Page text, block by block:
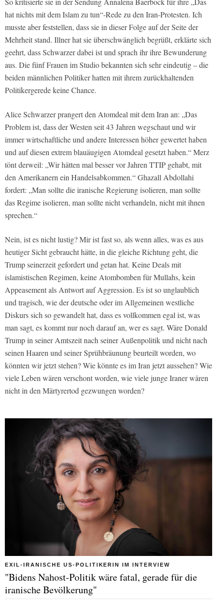
hat nichts mit dem Islam zu tun“-Rede zu den Iran-Protesten. Ich
musste aber feststellen, dass sie in dieser Folge auf der Seite der
Mehrheit stand. Illner hat sie überschwänglich begrüßt, erklärte sich
geehrt, dass Schwarzer dabei ist und sprach ihr ihre Bewunderung
aus. Die fünf Frauen im Studio bekannten sich sehr eindeutig – die
beiden männlichen Politiker hatten mit ihrem zurückhaltenden
Politikergerede keine Chance.
Alice Schwarzer prangert den Atomdeal mit dem Iran an: „Das
Problem ist, dass der Westen seit 43 Jahren wegschaut und wir
immer wirtschaftliche und andere Interessen höher gewertet haben
und auf diesen extrem blauäugigen Atomdeal gesetzt haben.“ Merz
tönt derweil: „Wir hätten mal besser vor Jahren TTIP gehabt, mit
den Amerikanern ein Handelsabkommen.“ Ghazall Abdollahi
fordert: „Man sollte die iranische Regierung isolieren, man sollte
das Regime isolieren, man sollte nicht verhandeln, nicht mit ihnen
sprechen.“
Nein, ist es nicht lustig? Mir ist fast so, als wenn alles, was es aus
heutiger Sicht gebraucht hätte, in die gleiche Richtung geht, die
Trump seinerzeit gefordert und getan hat. Keine Deals mit
islamistischen Regimen, keine Atombomben für Mullahs, kein
Appeasement als Antwort auf Aggression. Es ist so unglaublich
und tragisch, wie der deutsche oder im Allgemeinen westliche
Diskurs sich so gewandelt hat, dass es vollkommen egal ist, was
man sagt, es kommt nur noch darauf an, wer es sagt. Wäre Donald
Trump in seiner Amtszeit nach seiner Außenpolitik und nicht nach
seinen Haaren und seiner Sprühbräunung beurteilt worden, wo
könnten wir jetzt stehen? Wie könnte es im Iran jetzt aussehen? Wie
viele Leben wären verschont worden, wie viele junge Iraner wären
nicht in den Märtyrertod gezwungen worden?
EXIL-IRANISCHE US-POLITIKERIN IM INTERVIEW
"Bidens Nahost-Politik wäre fatal, gerade für die
iranische Bevölkerung"